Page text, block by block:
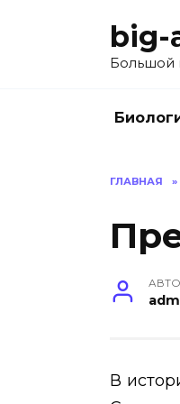
big-
Большой
ГЛАВНАЯ »
В